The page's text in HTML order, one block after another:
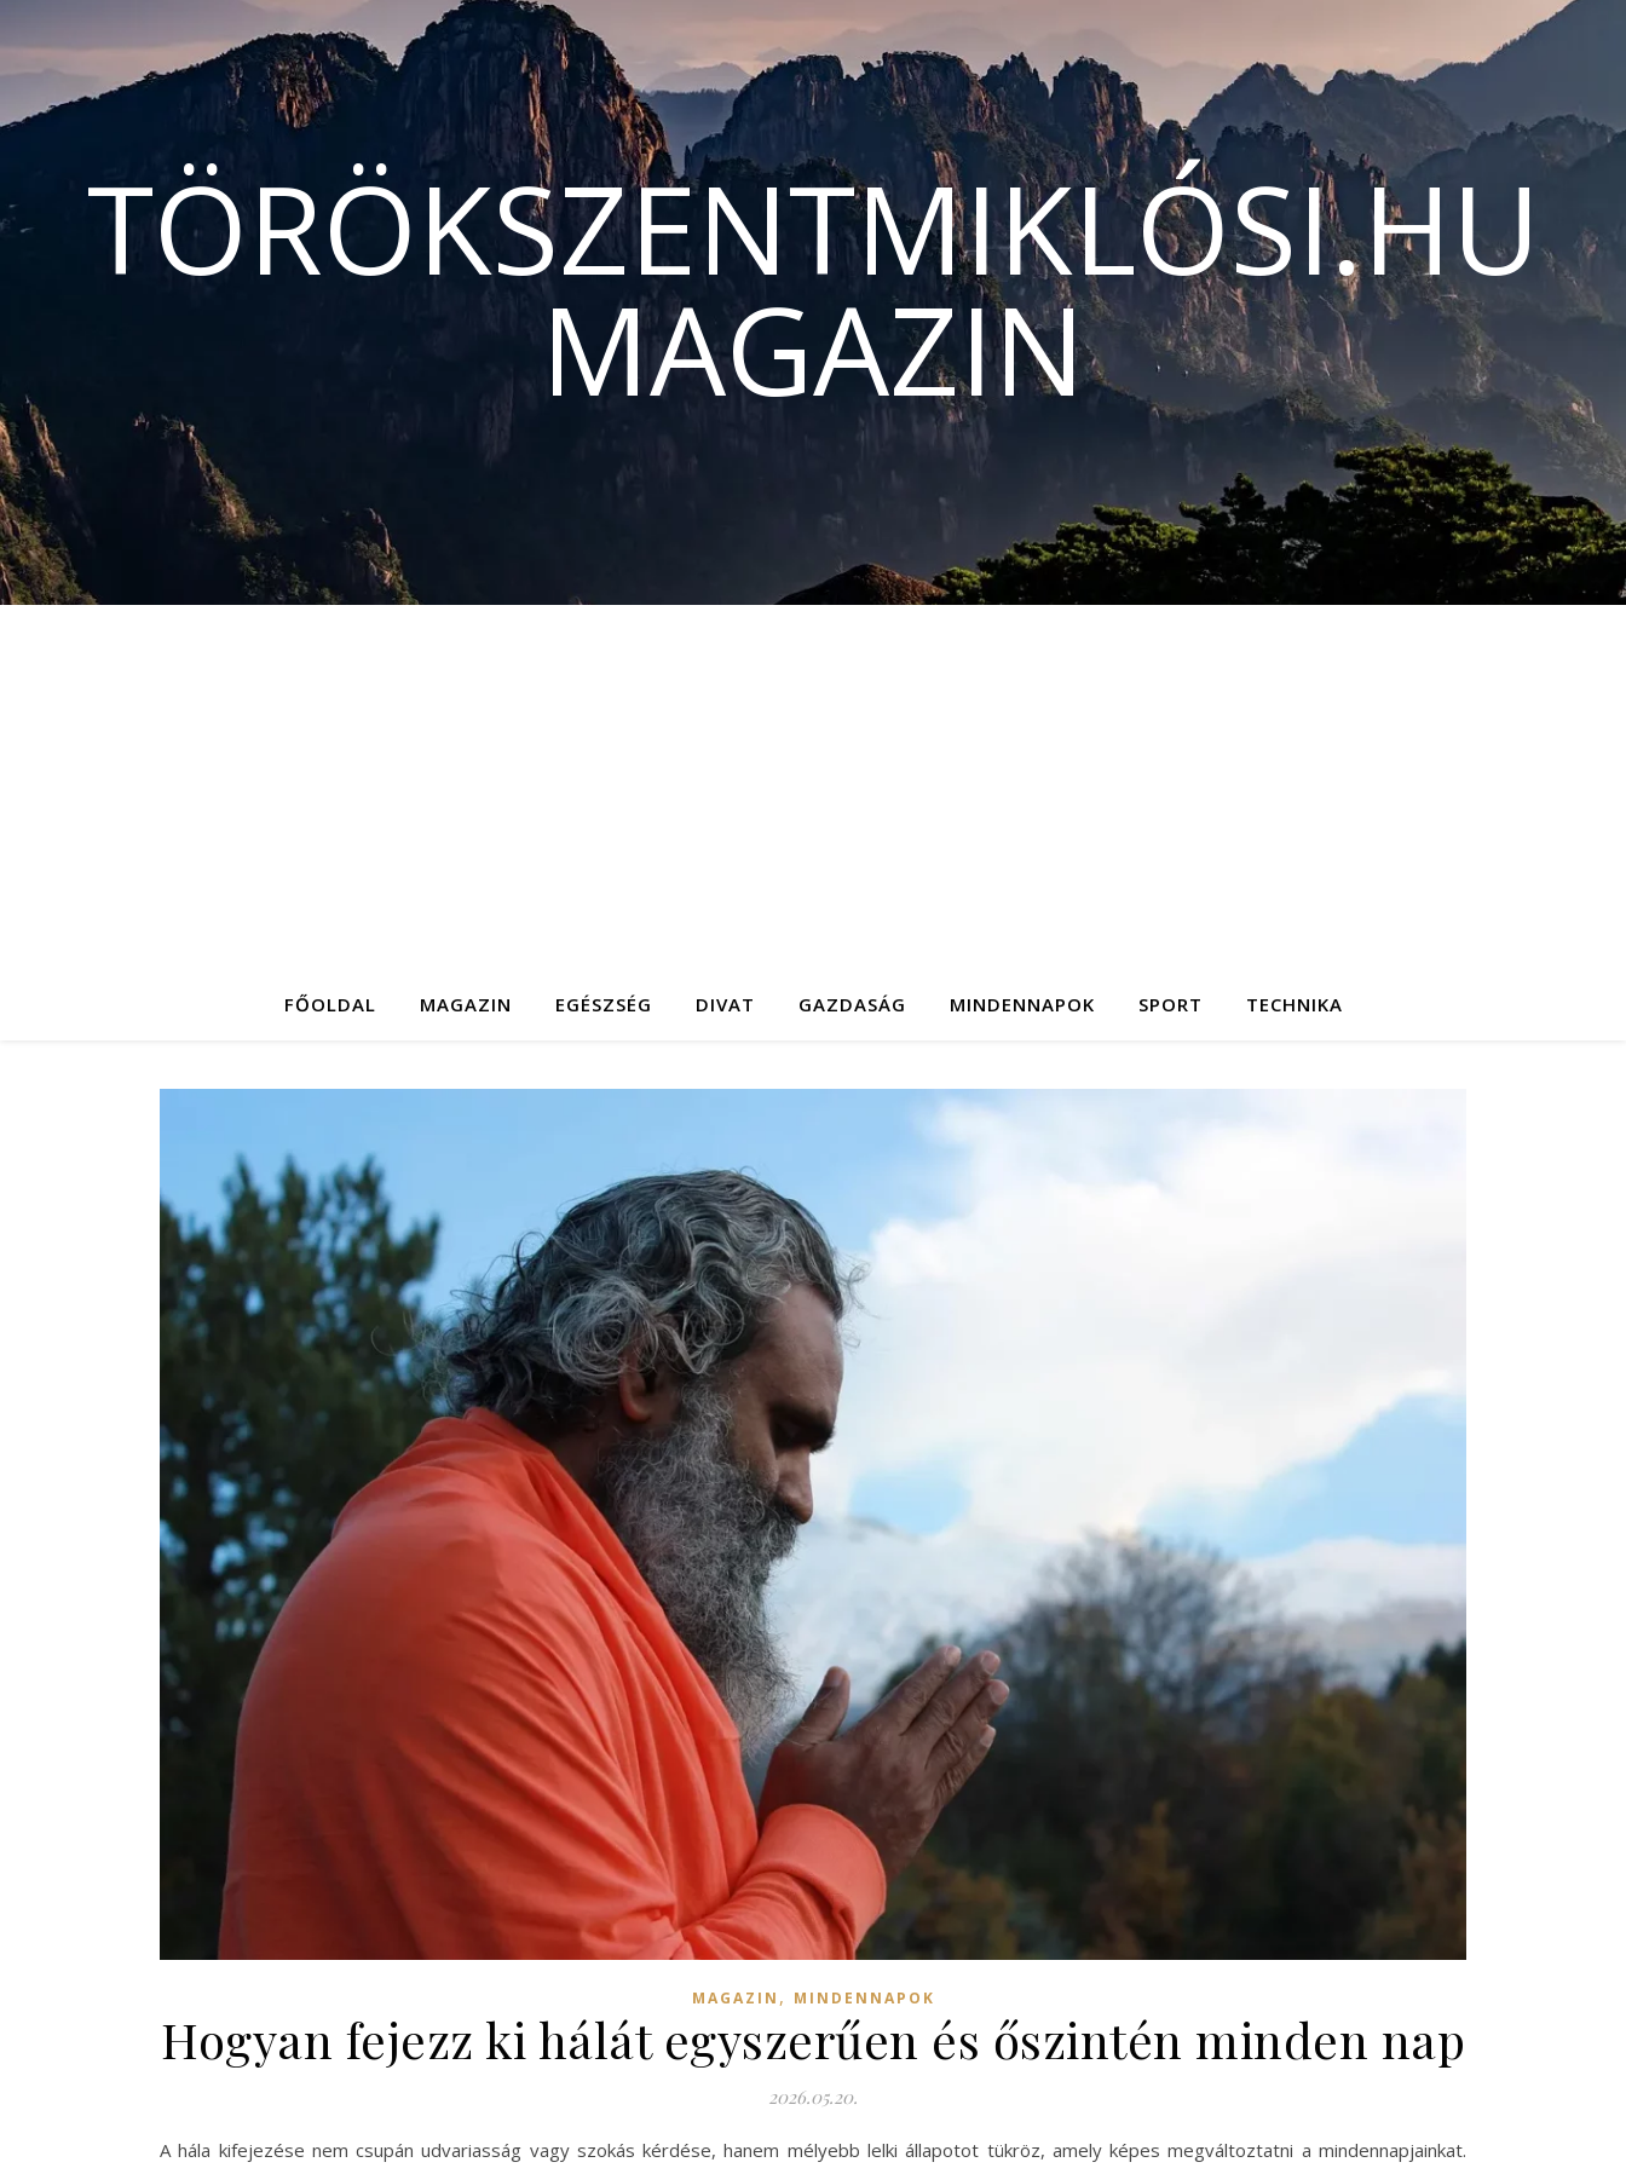
TÖRÖKSZENTMIKLÓSI.HU
MAGAZIN
FŐOLDAL MAGAZIN EGÉSZSÉG DIVAT GAZDASÁG MINDENNAPOK SPORT TECHNIKA
MAGAZIN , MINDENNAPOK
Hogyan fejezz ki hálát egyszerűen és őszintén minden nap
2026.05.20.
A hála kifejezése nem csupán udvariasság vagy szokás kérdése, hanem mélyebb lelki állapotot tükröz, amely képes megváltoztatni a mindennapjainkat.